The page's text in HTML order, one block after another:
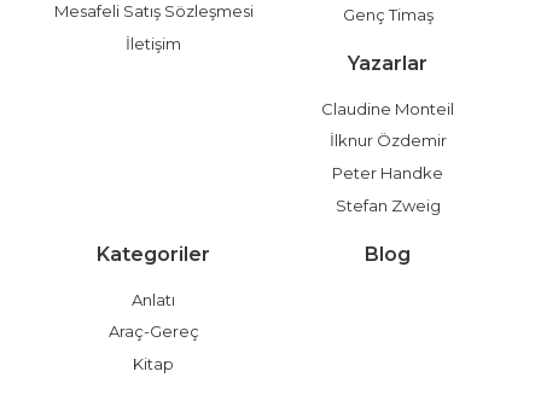
Mesafeli Satış Sözleşmesi
İletişim
Genç Timaş
Yazarlar
Claudine Monteil
İlknur Özdemir
Peter Handke
Stefan Zweig
Kategoriler
Anlatı
Araç-Gereç
Kitap
Blog